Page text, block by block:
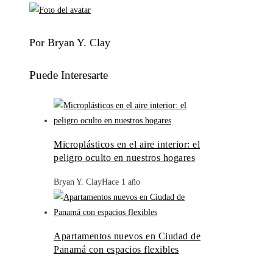
Por Bryan Y. Clay
Puede Interesarte
Microplásticos en el aire interior: el
peligro oculto en nuestros hogares
Bryan Y. ClayHace 1 año
Apartamentos nuevos en Ciudad de
Panamá con espacios flexibles